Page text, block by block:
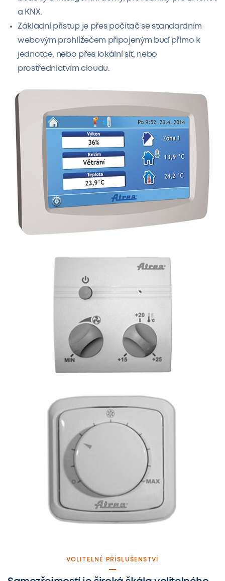
a KNX.
Základní přístup je přes počítač se standardním
webovým prohlížečem připojeným buď přímo k
jednotce, nebo přes lokální síť, nebo
prostřednictvím cloudu.
VOLITELNÉ PŘÍSLUŠENSTVÍ